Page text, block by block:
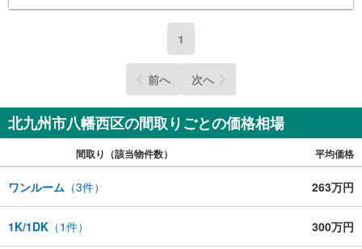
1
前へ 次へ
北九州市八幡西区の間取りごとの価格相場
間取り（該当物件数） 平均価格
ワンルーム （3件） 263万円
1K/1DK （1件） 300万円